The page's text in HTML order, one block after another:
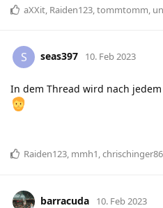
aXXit, Raiden123,tommtomm,
S seas397 10. Feb 2023
In dem Thread wird nach
Raiden123, mmh1,chrischinger86
barracuda 10. Feb 2023